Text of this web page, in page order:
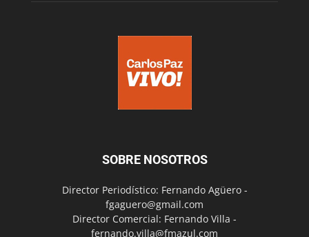
SOBRE NOSOTROS
Director Periodístico: Fernando Agüero -
fgaguero@gmail.com
Director Comercial: Fernando Villa -
fernando.villa@fmazul.com